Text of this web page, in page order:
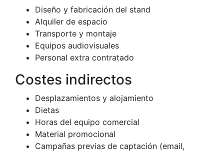
Diseño y fabricación del stand
Alquiler de espacio
Transporte y montaje
Equipos audiovisuales
Personal extra contratado
Costes indirectos
Desplazamientos y alojamiento
Dietas
Horas del equipo comercial
Material promocional
Campañas previas de captación (email,